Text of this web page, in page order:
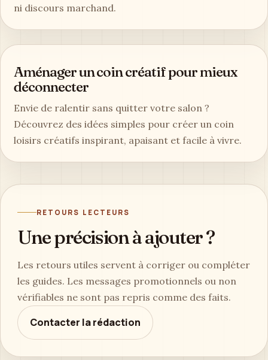
ni discours marchand.
Aménager un coin créatif pour mieux
déconnecter
Envie de ralentir sans quitter votre salon ?
Découvrez des idées simples pour créer un coin
loisirs créatifs inspirant, apaisant et facile à vivre.
RETOURS LECTEURS
Une précision à ajouter ?
Les retours utiles servent à corriger ou compléter
les guides. Les messages promotionnels ou non
vérifiables ne sont pas repris comme des faits.
Contacter la rédaction